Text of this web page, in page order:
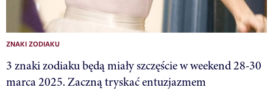
ZNAKI ZODIAKU
3 znaki zodiaku będą miały szczęście w weekend 28-30
marca 2025. Zaczną tryskać entuzjazmem